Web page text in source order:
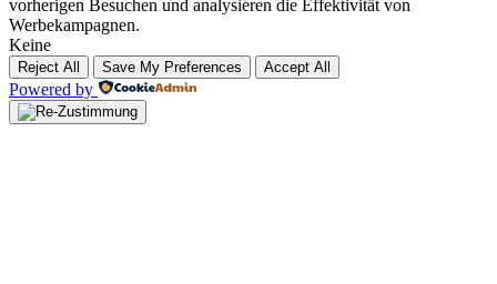
vorherigen Besuchen und analysieren die Effektivität von
Werbekampagnen.
Keine
Reject All Save My Preferences Accept All
Powered by